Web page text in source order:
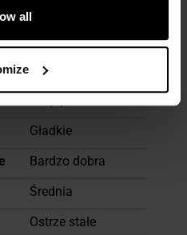
all
Survival-outdoor
115 mm
4 mm
Gładkie
Bardzo dobra
Średnia
Ostrze stałe